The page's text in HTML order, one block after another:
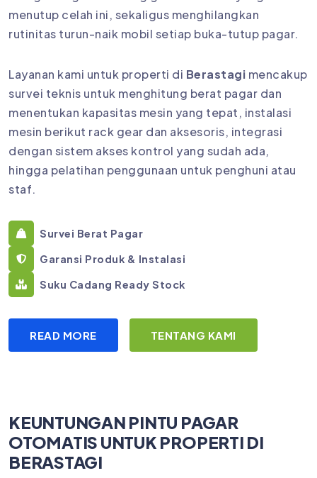
menutup celah ini, sekaligus menghilangkan
rutinitas turun-naik mobil setiap buka-tutup pagar.
Layanan kami untuk properti di Berastagi mencakup
survei teknis untuk menghitung berat pagar dan
menentukan kapasitas mesin yang tepat, instalasi
mesin berikut rack gear dan aksesoris, integrasi
dengan sistem akses kontrol yang sudah ada,
hingga pelatihan penggunaan untuk penghuni atau
staf.
Survei Berat Pagar
Garansi Produk & Instalasi
Suku Cadang Ready Stock
READ MORE TENTANG KAMI
KEUNTUNGAN PINTU PAGAR
OTOMATIS UNTUK PROPERTI DI
BERASTAGI